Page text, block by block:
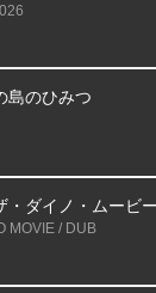
のひみつ
ダイノ・ムービー
MOVIE / DUB